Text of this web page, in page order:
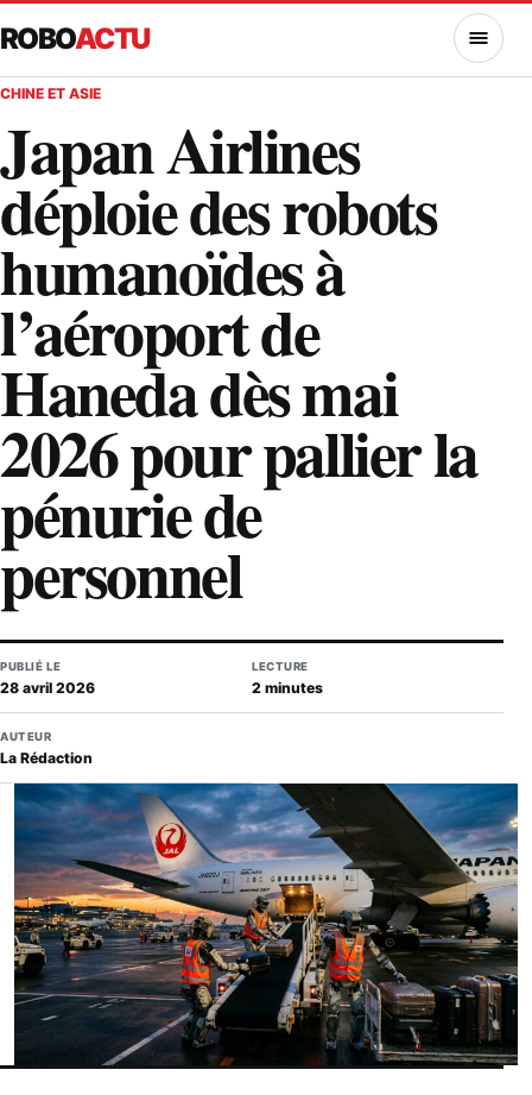
ROBOACTU MENU
CHINE ET ASIE
Japan Airlines
déploie des robots
humanoïdes à
l’aéroport de
Haneda dès mai
2026 pour pallier la
pénurie de
personnel
PUBLIÉ LE
28 avril 2026
LECTURE
2 minutes
AUTEUR
La Rédaction